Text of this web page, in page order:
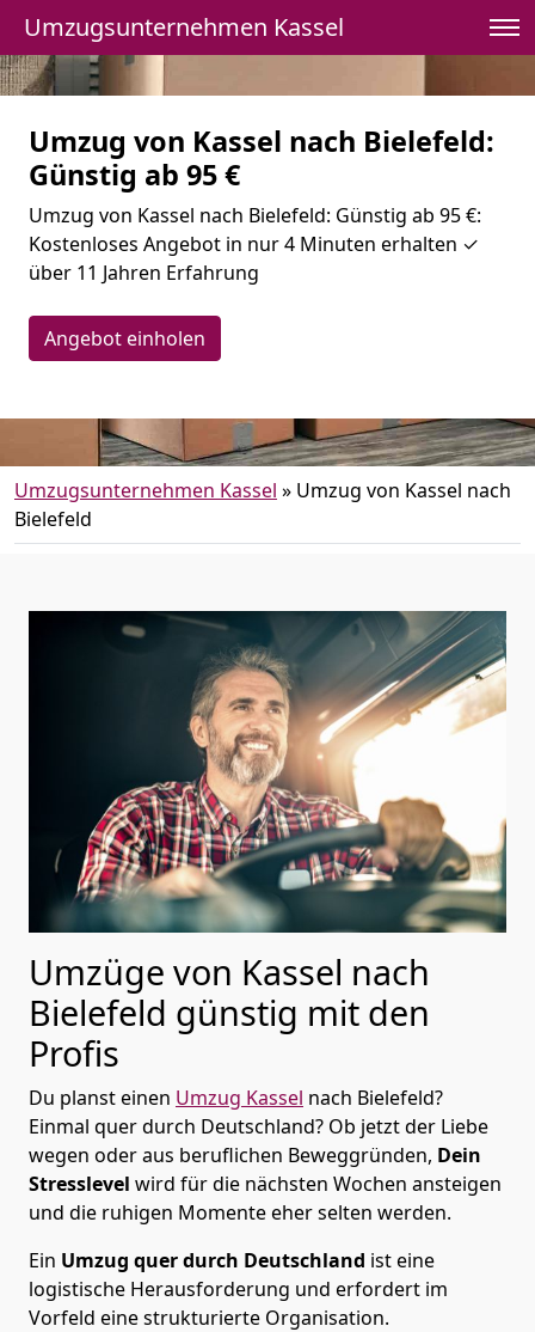
Umzugsunternehmen Kassel
Umzug von Kassel nach Bielefeld:
Günstig ab 95 €
Umzug von Kassel nach Bielefeld: Günstig ab 95 €:
Kostenloses Angebot in nur 4 Minuten erhalten ✓
über 11 Jahren Erfahrung
Angebot einholen
Umzugsunternehmen Kassel » Umzug von Kassel nach
Bielefeld
Umzüge von Kassel nach
Bielefeld günstig mit den
Profis
Du planst einen Umzug Kassel nach Bielefeld?
Einmal quer durch Deutschland? Ob jetzt der Liebe
wegen oder aus beruflichen Beweggründen, Dein
Stresslevel wird für die nächsten Wochen ansteigen
und die ruhigen Momente eher selten werden.
Ein Umzug quer durch Deutschland ist eine
logistische Herausforderung und erfordert im
Vorfeld eine strukturierte Organisation.